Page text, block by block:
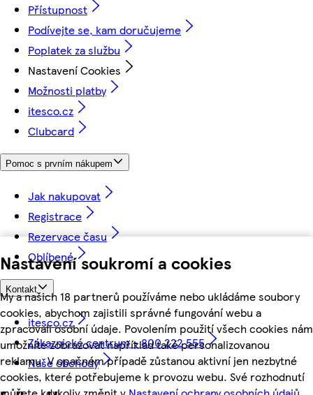
Nastavení soukromí a cookies
My a našich 18 partnerů používáme nebo ukládáme soubory
cookies, abychom zajistili správné fungování webu a
zpracovali osobní údaje. Povolením použití všech cookies nám
umožníte zobrazovat například také personalizovanou
reklamu. V opačném případě zůstanou aktivní jen nezbytné
cookies, které potřebujeme k provozu webu. Své rozhodnutí
Přístupnost
Podívejte se, kam doručujeme
Poplatek za službu
Nastavení Cookies
Možnosti platby
itesco.cz
Clubcard
Pomoc s prvním nákupem
Jak nakupovat
Registrace
Rezervace času
Oblíbené
Kontakt
itesco.cz
Zákaznické centrum - 800 222 555
Naše obchody